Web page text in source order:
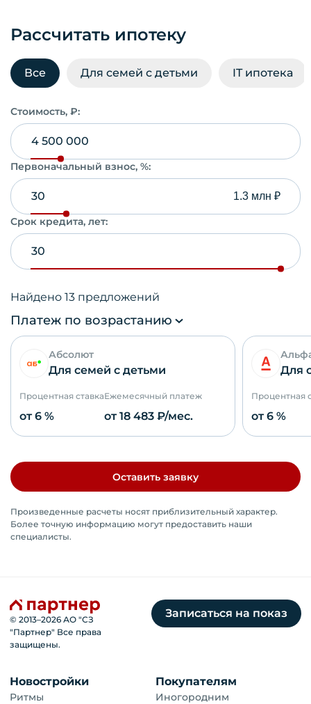
Рассчитать ипотеку
Все Для семей с детьми IT ипотека
Стоимость, ₽:
Первоначальный взнос, %:
1.3 млн ₽
Срок кредита, лет:
Найдено 13 предложений
Платеж по возрастанию
Абсолют
Для семей с детьми
Процентная ставка
от 6 %
Ежемесячный платеж
от18 483 ₽/мес.
Для
Процентная
от 6 %
Оставить заявку
Произведенные расчеты носят приблизительный характер.
Более точную информацию могут предоставить наши
специалисты.
© 2013–2026 АО "СЗ
"Партнер" Все права
защищены.
Записаться на показ
Новостройки
Ритмы
Покупателям
Иногородним